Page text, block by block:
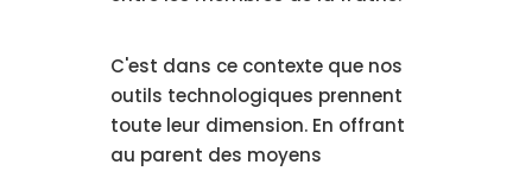
C'est dans ce contexte que nos
outils technologiques prennent
toute leur dimension. En offrant
au parent des moyens